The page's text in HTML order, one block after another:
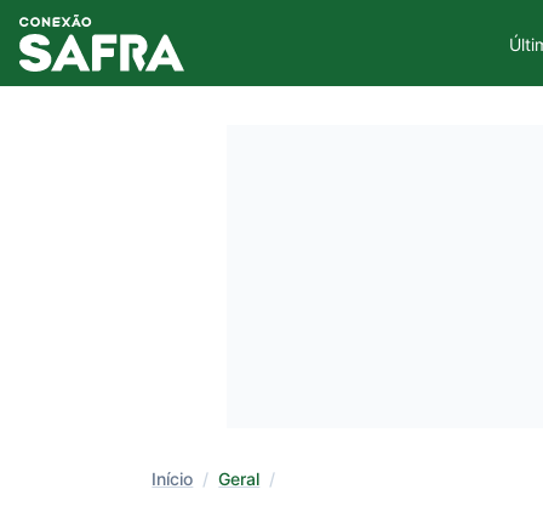
Início /Geral /